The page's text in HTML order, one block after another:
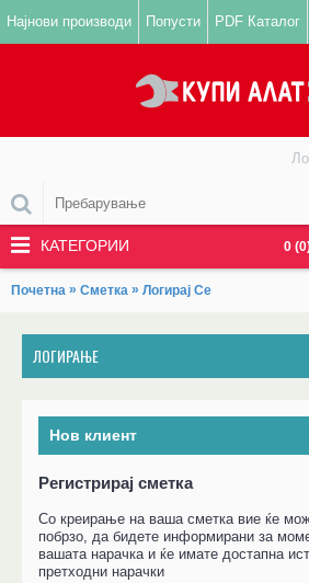
Најнови производи Попусти PDF Каталог
0
КАТЕГОРИИ
Почетна » Сметка » Логирај Се
ЛОГИРАЊЕ
Нов клиент
Регистрирај сметка
Со креирање на ваша сметка вие ќе
побрзо, да бидете информирани за
вашата нарачка и ќе имате достапна
претходни нарачки